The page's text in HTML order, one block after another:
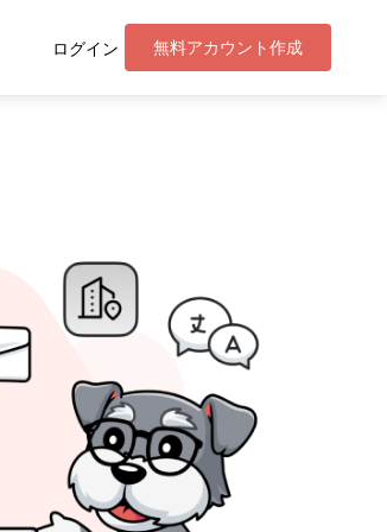
無料アカウント作成
ログイン